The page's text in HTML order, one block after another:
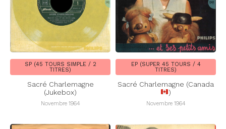
SP (45 TOURS SIMPLE / 2
TITRES)
Sacré Charlemagne
(Jukebox)
Novembre 1964
EP (SUPER 45 TOURS / 4
TITRES)
Sacré Charlemagne (Canada
)
Novembre 1964